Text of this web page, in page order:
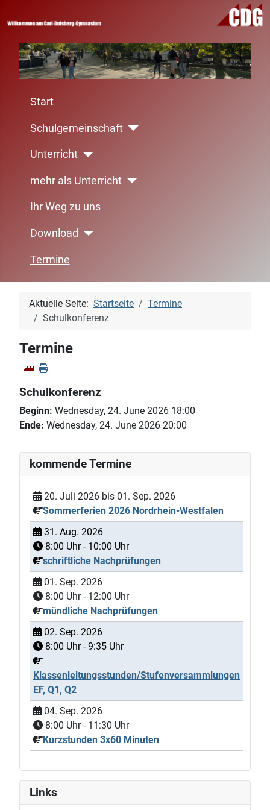
Start
Schulgemeinschaft
Unterricht
mehr als Unterricht
Ihr Weg zu uns
Download
Termine
Aktuelle Seite: Startseite
Termine
Schulkonferenz
Termine
Schulkonferenz
Beginn: Wednesday, 24. June 2026 18:00
Ende: Wednesday, 24. June 2026 20:00
kommende Termine
20. Juli 2026 bis 01. Sep. 2026
Sommerferien 2026 Nordrhein-Westfalen
31. Aug. 2026
8:00 Uhr - 10:00 Uhr
schriftliche Nachprüfungen
01. Sep. 2026
8:00 Uhr - 12:00 Uhr
mündliche Nachprüfungen
02. Sep. 2026
8:00 Uhr -9:35 Uhr
Klassenleitungsstunden/Stufenversammlungen
EF, Q1, Q2
04. Sep. 2026
8:00 Uhr - 11:30 Uhr
Kurzstunden 3x60 Minuten
Links